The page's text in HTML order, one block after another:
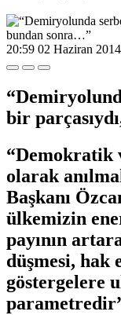
20:59 02 Haziran 2014
bir
“Demokratik
olarak
Başkanı
ülkemizin
payının
düşmesi, hak
göstergelere